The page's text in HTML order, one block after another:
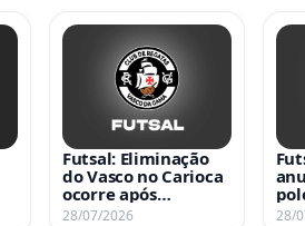
no
Futsal: Eliminação
do Vasco no Carioca
ocorre após
escalação de
28/07/2026
do
28/